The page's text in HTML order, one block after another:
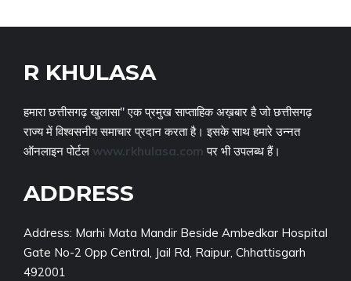
R KHULASA
हमारा छत्तीसगढ़ खुलासा" एक प्रमुख साप्ताहिक अख़बार है जो छत्तीसगढ़
राज्य में विश्वसनीय समाचार प्रदान करता है। इसके साथ हमारे उन्नत
ऑनलाइन पोर्टल www.rkhulasa.com पर भी उपलब्ध हैं।
ADDRESS
Address: Marhi Mata Mandir Beside Ambedkar Hospital
Gate No-2 Opp Central, Jail Rd, Raipur, Chhattisgarh
492001